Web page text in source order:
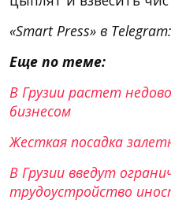
«Smart Press» в Telegram:
Еще по теме:
В Грузии растет
бизнесом
Жесткая посадка
В Грузии введут
трудоустройство